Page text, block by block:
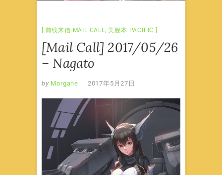
前线来信·MAIL CALL,美舰本·PACIFIC
[Mail Call] 2017/05/26
– Nagato
by Morgane 2017年5月27日